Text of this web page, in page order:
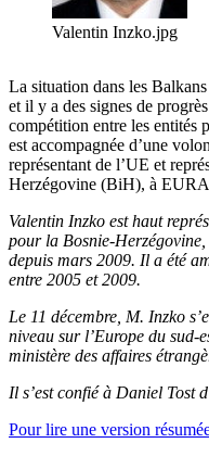
Valentin Inzko.jpg
La situation dans les
et il y a des signes de
compétition entre les entités
est accompagnée d’une
représentant de l’UE et
Herzégovine (BiH), à
Valentin Inzko est haut
pour la Bosnie-
depuis mars 2009. Il a été
entre 2005 et 2009.
Le 11 décembre, M. Inzko
niveau sur l’Europe du sud-
ministère des affaires
Il s’est confié à Daniel Tost
Pour lire une version